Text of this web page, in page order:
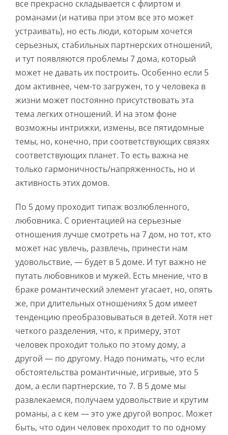
все прекрасно складывается с флиртом и
романами (и натива при этом все это может
устраивать), но есть люди, которым хочется
серьезных, стабильных партнерских отношений,
и тут появляются проблемы 7 дома, который
может не давать их построить. Особенно если 5
дом активнее, чем-то загружен, то у человека в
жизни может постоянно присутствовать эта
тема легких отношений. И на этом фоне
возможны интрижки, измены, все пятидомные
темы, но, конечно, при соответствующих связях
соответствующих планет. То есть важна не
только гармоничность/напряженность, но и
активность этих домов.
По 5 дому проходит типаж возлюбленного,
любовника. С ориентацией на серьезные
отношения лучше смотреть на 7 дом, но тот, кто
может нас увлечь, развлечь, принести нам
удовольствие, — будет в 5 доме. И тут важно не
путать любовников и мужей. Есть мнение, что в
браке романтический элемент угасает, но, опять
же, при длительных отношениях 5 дом имеет
тенденцию преобразовываться в детей. Хотя нет
четкого разделения, что, к примеру, этот
человек проходит только по этому дому, а
другой — по другому. Надо понимать, что если
обстоятельства романтичные, игривые, это 5
дом, а если партнерские, то 7. В 5 доме мы
развлекаемся, получаем удовольствие и крутим
романы, а с кем — это уже другой вопрос. Может
быть, что один человек проходит то по одному